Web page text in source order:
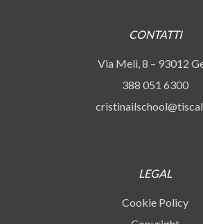
CONTATTI
Via Meli, 8 – 93012
388 051 6300
LEGAL
Cookie Policy